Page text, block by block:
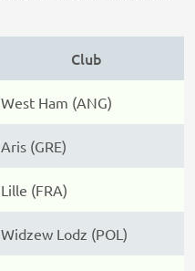
Club
West Ham (ANG)
Aris (GRE)
Lille (FRA)
Widzew Lodz (POL)